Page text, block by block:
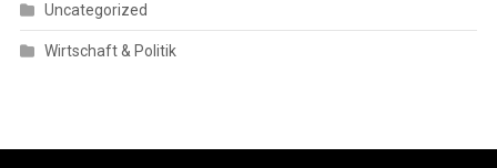
Uncategorized
Wirtschaft & Politik